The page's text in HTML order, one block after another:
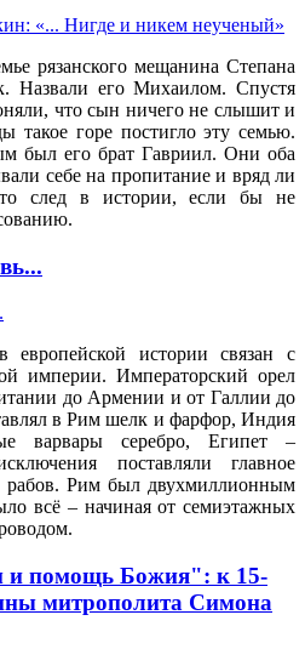
рязанского мещанина Степана
Назвали его Михаилом. Спустя
что сын ничего не слышит и
такое горе постигло эту семью.
был его брат Гавриил. Они оба
себе на пропитание и вряд ли
то след в истории, если бы не
истории связан с
империи. Императорский орел
до Армении и от Галлии до
в Рим шелк и фарфор, Индия
варвары серебро, Египет –
поставляли главное
рабов. Рим был двухмиллионным
всё – начиная от семиэтажных
и помощь Божия": к 15-
митрополита Симона